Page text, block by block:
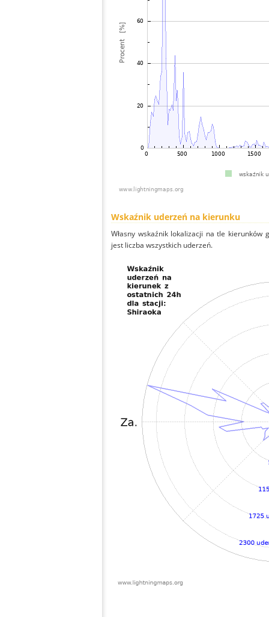
Wskaźnik uderzeń na kierunku
Własny wskaźnik lokalizacji na tle
jest liczba wszystkich uderzeń.